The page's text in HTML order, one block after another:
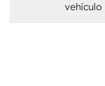
vehículo